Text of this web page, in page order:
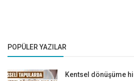
POPÜLER YAZILAR
Kentsel dönüşüme